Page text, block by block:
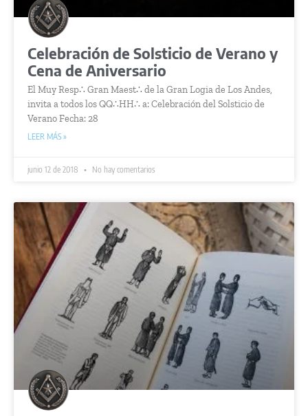
Celebración de Solsticio de Verano y
Cena de Aniversario
El Muy Resp∴ Gran Maest∴ de la Gran Logia de Los Andes,
invita a todos los QQ∴HH∴ a: Celebración del Solsticio de
Verano Fecha: 28
LEER MÁS »
junio 12 de 2018 No hay comentarios